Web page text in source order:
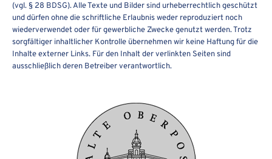
(vgl. § 28 BDSG). Alle Texte und Bilder sind urheberrechtlich geschützt
und dürfen ohne die schriftliche Erlaubnis weder reproduziert noch
wiederverwendet oder für gewerbliche Zwecke genutzt werden. Trotz
sorgfältiger inhaltlicher Kontrolle übernehmen wir keine Haftung für die
Inhalte externer Links. Für den Inhalt der verlinkten Seiten sind
ausschließlich deren Betreiber verantwortlich.